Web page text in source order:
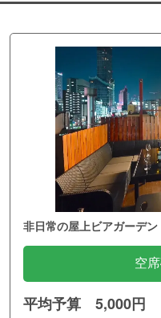
非日常の屋上ビアガーデ
空
平均予算 5,000円